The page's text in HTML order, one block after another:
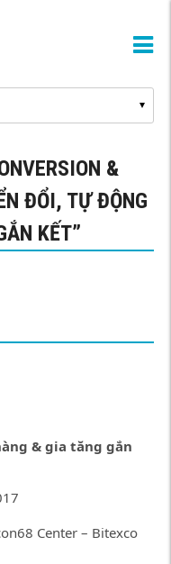
&
ĐỔI, TỰ ĐỘNG
KẾT”
& gia tăng gắn
Center – Bitexco